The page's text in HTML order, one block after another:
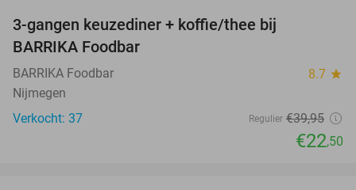
3-gangen keuzediner + koffie/thee bij
BARRIKA Foodbar
BARRIKA Foodbar 8.7 star
Nijmegen
Verkocht: 37
Regulier €39,95
€22,50